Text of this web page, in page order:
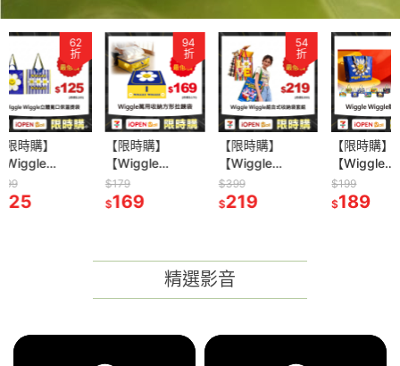
【限時購】
【Wiggle
Wiggle】萬用收
納方形拉鍊袋-經
$179
$169
【限時購】
【Wiggle
Wiggle】組合式
收納袋套組-小花
$399
$219
【限時購】
【Wiggle
Wiggle】購物袋
(中)
$199
$189
【限時
【
Wiggle
冷水壺(
$199
$149
精選影音